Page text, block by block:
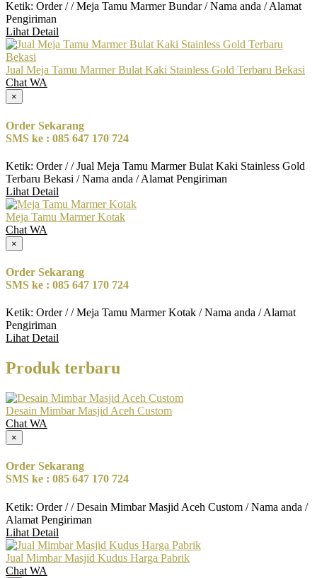
Ketik: Order / / Meja Tamu Marmer Bundar / Nama anda / Alamat
Pengiriman
Lihat Detail
Jual Meja Tamu Marmer Bulat Kaki Stainless Gold Terbaru Bekasi
Chat WA
×
Order Sekarang
SMS ke : 085 647 170 724
Ketik: Order / / Jual Meja Tamu Marmer Bulat Kaki Stainless Gold
Terbaru Bekasi / Nama anda / Alamat Pengiriman
Lihat Detail
Meja Tamu Marmer Kotak
Chat WA
×
Order Sekarang
SMS ke : 085 647 170 724
Ketik: Order / / Meja Tamu Marmer Kotak / Nama anda / Alamat
Pengiriman
Lihat Detail
Produk terbaru
Desain Mimbar Masjid Aceh Custom
Chat WA
×
Order Sekarang
SMS ke : 085 647 170 724
Ketik: Order / / Desain Mimbar Masjid Aceh Custom / Nama anda /
Alamat Pengiriman
Lihat Detail
Jual Mimbar Masjid Kudus Harga Pabrik
Chat WA